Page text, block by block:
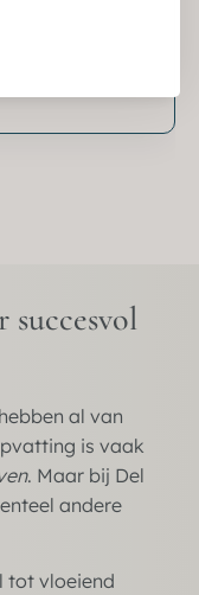
succesvol
al van
is vaak
. Maar bij Del
andere
tot vloeiend